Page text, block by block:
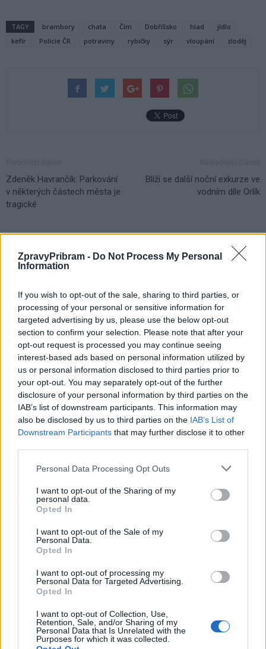
ZpravyPribram - Do Not Process My Personal
Information
If you wish to opt-out of the sale, sharing to third parties, or
processing of your personal or sensitive information for
targeted advertising by us, please use the below opt-out
section to confirm your selection. Please note that after your
opt-out request is processed you may continue seeing
interest-based ads based on personal information utilized by
us or personal information disclosed to third parties prior to
your opt-out. You may separately opt-out of the further
disclosure of your personal information by third parties on the
IAB’s list of downstream participants. This information may
also be disclosed by us to third parties on the IAB’s List of
Downstream Participants that may further disclose it to other
Personal Data Processing Opt Outs
I want to opt-out of the Sharing of my
personal data.
Opted In
I want to opt-out of the Sale of my
Personal Data.
Opted In
I want to opt-out of processing my
Personal Data for Targeted Advertising.
Opted In
I want to opt-out of Collection, Use,
Retention, Sale, and/or Sharing of my
Personal Data that Is Unrelated with the
Purposes for which it was collected.
TAGY brambory chata Čím Dobříšsko hlad
jídlo
kefír
Policie ČR potraviny rybičky sýr vloupání zloděj
Zdeněk Havrančík: Parkování
v některých částech města je
tragické
Blíží se další noční exkurze ve
vodním díle Orlík
VÍCE OD AUTORA
Dobříšsko
Festival hudby na zámku Dobříš sází na
jedinečnou atmosféru. Klasiku propojí
s dalšími žánry i rodinným programem
Krimi
Vykradených aut na Příbramsku přibylo.
Policie připomíná: Auto není trezor
Krimi
Každý sedmý řidič měl problém. Policie
při víkendové akci na Příbramsku odhalila
30 přestupků